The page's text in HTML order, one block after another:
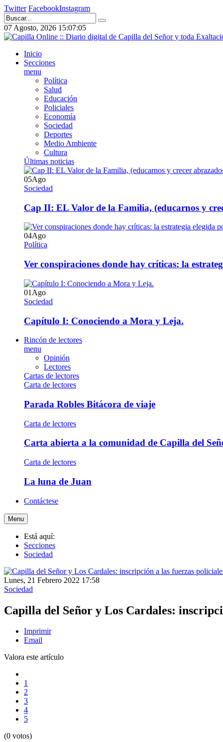
Twitter FacebookInstagram
07 Agosto, 2026 15:07:05
Inicio
Secciones
menu
Política
Salud
Educación
Policiales
Economía
Sociedad
Deportes
Medio Ambiente
Cultura
Últimas noticias
05Ago
Sociedad
Cap II: EL Valor de la Familia, (educarnos y
04Ago
Política
Ver conspiraciones donde hay críticas: la
01 Ago
Sociedad
Capítulo I: Conociendo a Mora y Leja.
Rincón de lectores
menu
Opinión
Lectores
Cartas de lectores
Carta de lectores
Parada Robles Bitácora de viaje
Carta de lectores
Carta abierta a la comunidad de Capilla del
Carta de lectores
La luna de Juan
Contáctese
Menu
Está aquí:
Secciones
Sociedad
Lunes, 21 Febrero 2022 17:58
Sociedad
Capilla del Señor y Los Cardales:
Imprimir
Email
Valora este artículo
1
2
3
4
5
(0 votos)